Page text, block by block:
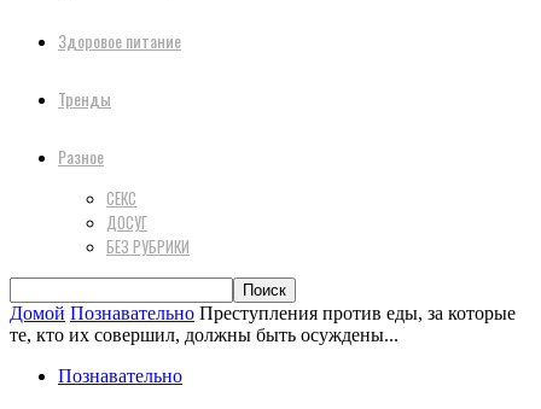
Здоровое питание
Тренды
Разное
СЕКС
ДОСУГ
БЕЗ РУБРИКИ
Домой Познавательно Преступления против еды, за которые
те, кто их совершил, должны быть осуждены...
Познавательно